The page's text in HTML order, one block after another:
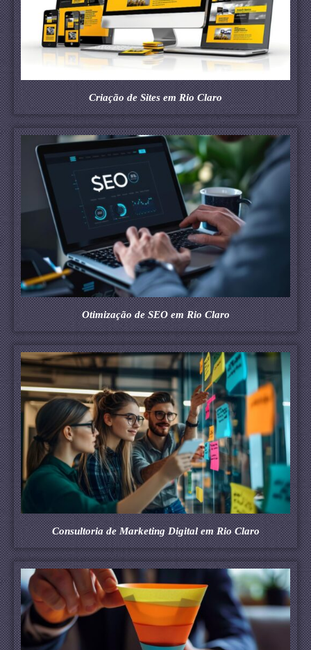
Criação de Sites em Rio Claro
Otimização de SEO em Rio Claro
Consultoria de Marketing Digital em Rio Claro